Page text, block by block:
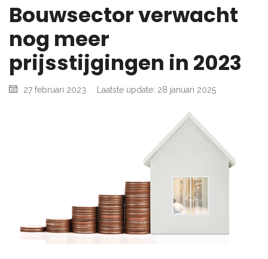
Bouwsector verwacht
nog meer
prijsstijgingen in 2023
27 februari 2023 Laatste update: 28 januari 2025